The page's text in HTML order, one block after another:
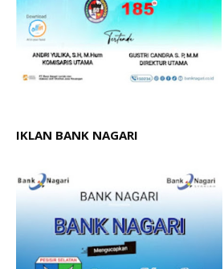
IKLAN BANK NAGARI